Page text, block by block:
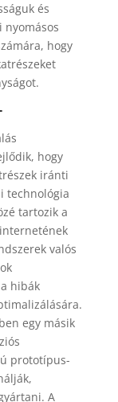
és
nyomásos
hogy
hogy
iránti
technológia
tartozik a
valós
hibák
egy másik
prototípus-
A